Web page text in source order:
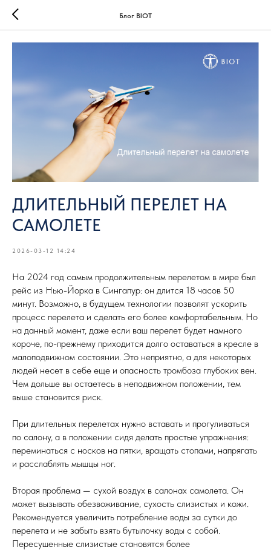
Блог BIOT
ДЛИТЕЛЬНЫЙ ПЕРЕЛЕТ НА
САМОЛЕТЕ
2026-03-12 14:24
На 2024 год самым продолжительным перелетом в мире был
рейс из Нью-Йорка в Сингапур: он длится 18 часов 50
минут. Возможно, в будущем технологии позволят ускорить
процесс перелета и сделать его более комфортабельным. Но
на данный момент, даже если ваш перелет будет намного
короче, по-прежнему приходится долго оставаться в кресле в
малоподвижном состоянии. Это неприятно, а для некоторых
людей несет в себе еще и опасность тромбоза глубоких вен.
Чем дольше вы остаетесь в неподвижном положении, тем
выше становится риск.
При длительных перелетах нужно вставать и прогуливаться
по салону, а в положении сидя делать простые упражнения:
переминаться с носков на пятки, вращать стопами, напрягать
и расслаблять мышцы ног.
Вторая проблема — сухой воздух в салонах самолета. Он
может вызывать обезвоживание, сухость слизистых и кожи.
Рекомендуется увеличить потребление воды за сутки до
перелета и не забыть взять бутылочку воды с собой.
Пересушенные слизистые становятся более